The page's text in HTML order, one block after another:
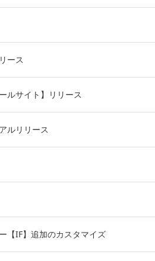
ース
ルサイト】リリース
ルリリース
【IF】追加のカスタマイズ